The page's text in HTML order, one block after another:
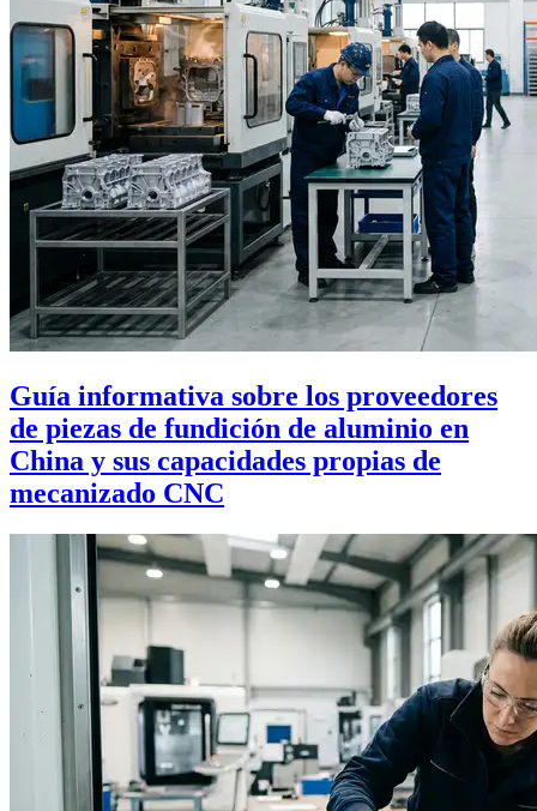
Guía informativa sobre los proveedores
de piezas de fundición de aluminio en
China y sus capacidades propias de
mecanizado CNC